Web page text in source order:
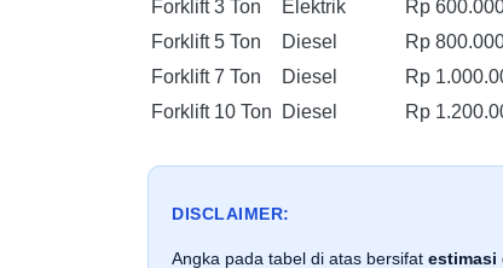
Forklift 3 Ton
Elektrik
Rp
Forklift 5 Ton
Diesel
Rp
Forklift 7 Ton
Diesel
Rp
Forklift 10 Ton
Diesel Rp
DISCLAIMER:
Angka pada tabel di atas bersifatestimasi